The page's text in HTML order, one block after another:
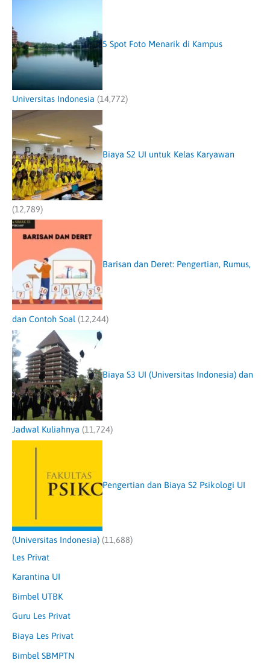
5 Spot Foto Menarik di Kampus
Universitas Indonesia (14,772)
Biaya S2 UI untuk Kelas Karyawan
(12,789)
Barisan dan Deret: Pengertian, Rumus,
dan Contoh Soal (12,244)
Biaya S3 UI (Universitas Indonesia) dan
Jadwal Kuliahnya (11,724)
Pengertian dan Biaya S2 Psikologi UI
(Universitas Indonesia) (11,688)
Les Privat
Karantina UI
Bimbel UTBK
Guru Les Privat
Biaya Les Privat
Bimbel SBMPTN